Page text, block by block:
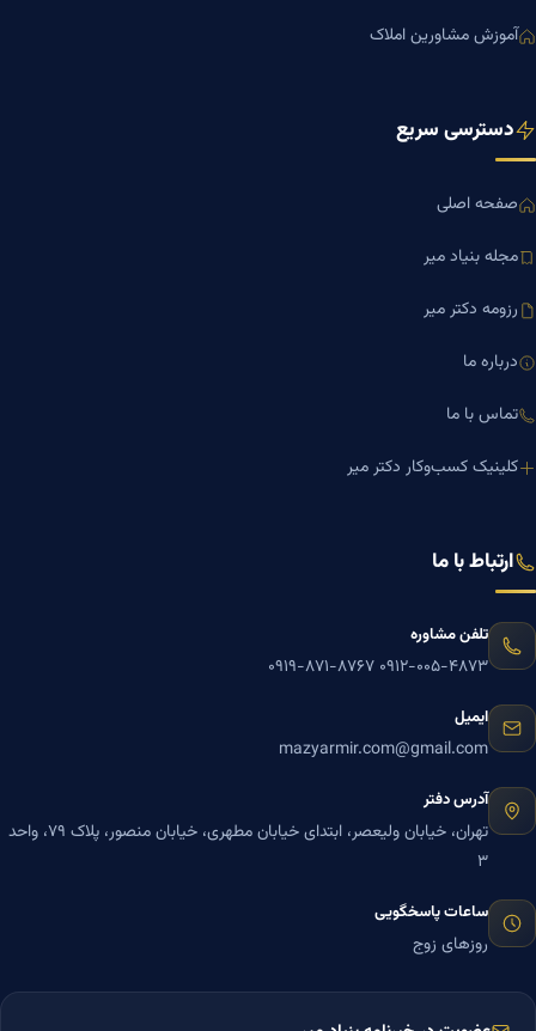
آموزش مشاورین املاک
دسترسی سریع
صفحه اصلی
مجله بنیاد میر
رزومه دکتر میر
درباره ما
تماس با ما
کلینیک کسب‌وکار دکتر میر
ارتباط با ما
تلفن مشاوره
۰۹۱۲-۰۰۵-۴۸۷۳ ۰۹۱۹-۸۷۱-۸۷۶۷
ایمیل
mazyarmir.com@gmail.com
آدرس دفتر
تهران، خیابان ولیعصر، ابتدای خیابان مطهری، خیابان منصور، پلاک ۷۹، واحد
۳
ساعات پاسخگویی
روزهای زوج